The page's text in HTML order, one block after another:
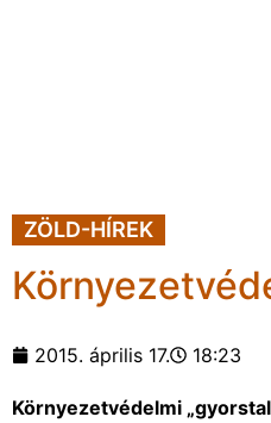
ZÖLD-HÍREK
2015. április 17. 18:23
Környezetvédelmi